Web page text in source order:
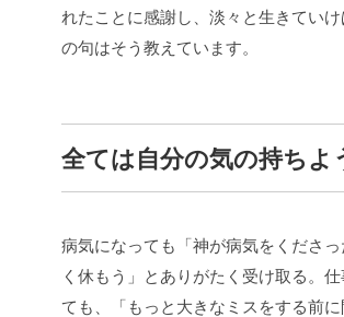
れたことに感謝し、淡々と生きていけ
の句はそう教えています。
全ては自分の気の持ちよ
病気になっても「神が病気をくださっ
く休もう」とありがたく受け取る。
ても、「もっと大きなミスをする前